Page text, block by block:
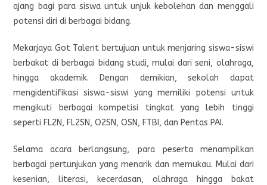
ajang bagi para siswa untuk unjuk kebolehan dan menggali
potensi diri di berbagai bidang.
Mekarjaya Got Talent bertujuan untuk menjaring siswa-siswi
berbakat di berbagai bidang studi, mulai dari seni, olahraga,
hingga akademik. Dengan demikian, sekolah dapat
mengidentifikasi siswa-siswi yang memiliki potensi untuk
mengikuti berbagai kompetisi tingkat yang lebih tinggi
seperti FL2N, FL2SN, O2SN, OSN, FTBI, dan Pentas PAI.
Selama acara berlangsung, para peserta menampilkan
berbagai pertunjukan yang menarik dan memukau. Mulai dari
kesenian, literasi, kecerdasan, olahraga hingga bakat